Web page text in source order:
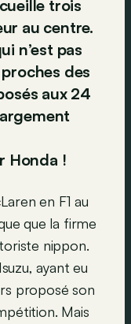
trois
au centre.
n’est pas
des
aux 24
Honda !
en F1 au
que la firme
nippon.
ayant eu
proposé son
Mais